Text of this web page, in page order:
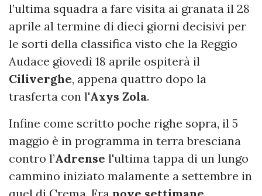
l’ultima squadra a fare visita ai granata il 28
aprile al termine di dieci giorni decisivi per
le sorti della classifica visto che la Reggio
Audace giovedì 18 aprile ospiterà il
Ciliverghe, appena quattro dopo la
trasferta con l'Axys Zola.
Infine come scritto poche righe sopra, il 5
maggio è in programma in terra bresciana
contro l’Adrense l'ultima tappa di un lungo
cammino iniziato malamente a settembre in
quel di Crema. Fra nove settimane